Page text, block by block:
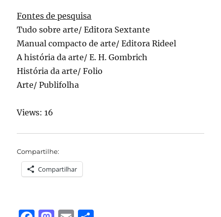
Fontes de pesquisa
Tudo sobre arte/ Editora Sextante
Manual compacto de arte/ Editora Rideel
A história da arte/ E. H. Gombrich
História da arte/ Folio
Arte/ Publifolha
Views: 16
Compartilhe:
Compartilhar